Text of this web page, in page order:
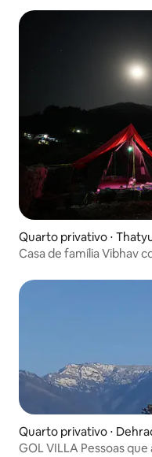
Quarto privativo ⋅
Casa de família Vibhav
Quarto privativo ⋅
GOL VILLA Pessoas